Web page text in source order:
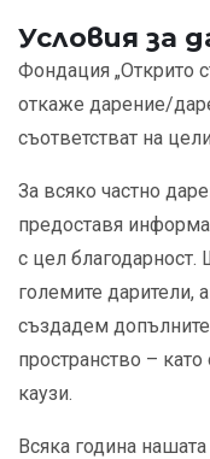
Условия за
Фондация „Открито
откаже дарение/
съответстват на
За всяко частно
предоставя
с цел
големите
създадем
пространство –
каузи.
Всяка година